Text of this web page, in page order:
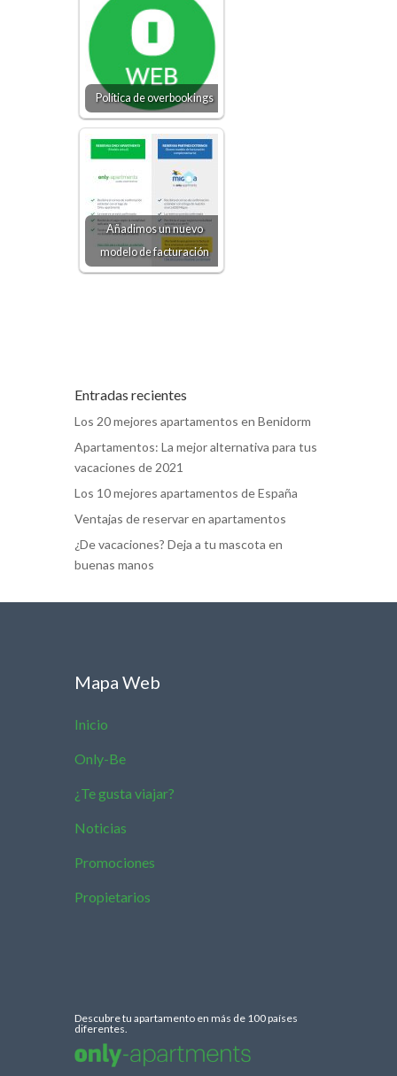
Política de overbookings
Añadimos un nuevo
modelo de facturación
Entradas recientes
Los 20 mejores apartamentos en Benidorm
Apartamentos: La mejor alternativa para tus
vacaciones de 2021
Los 10 mejores apartamentos de España
Ventajas de reservar en apartamentos
¿De vacaciones? Deja a tu mascota en
buenas manos
Mapa Web
Inicio
Only-Be
¿Te gusta viajar?
Noticias
Promociones
Propietarios
Descubre tu apartamento en más de 100 países
diferentes.